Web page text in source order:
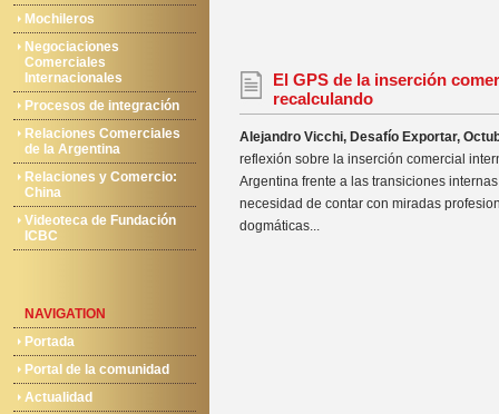
Mochileros
Negociaciones
Comerciales
Internacionales
Procesos de integración
Relaciones Comerciales
de la Argentina
Relaciones y Comercio:
China
Videoteca de Fundación
ICBC
NAVIGATION
Portada
Portal de la comunidad
Actualidad
El GPS de la inserción
recalculando
Alejandro Vicchi, Desafío Exportar,
reflexión sobre la inserción comercial
Argentina frente a las transiciones
necesidad de contar con miradas
dogmáticas...